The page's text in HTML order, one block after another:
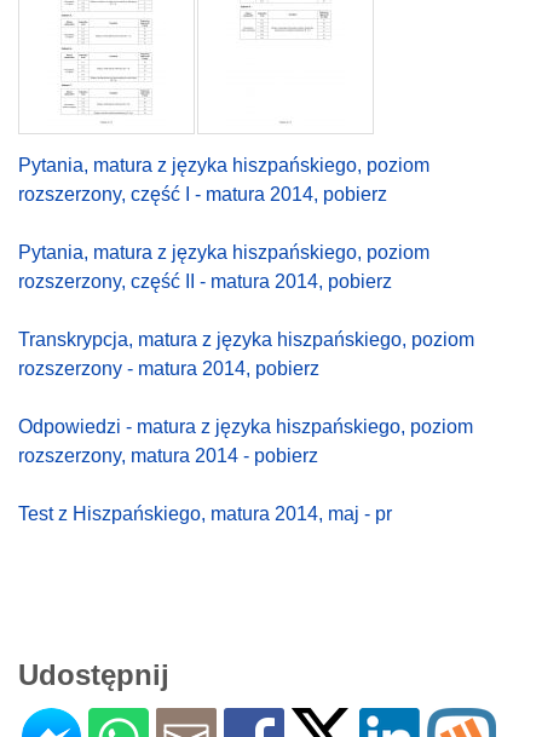
Pytania, matura z języka hiszpańskiego, poziom
rozszerzony, część I - matura 2014, pobierz
Pytania, matura z języka hiszpańskiego, poziom
rozszerzony, część II - matura 2014, pobierz
Transkrypcja, matura z języka hiszpańskiego, poziom
rozszerzony - matura 2014, pobierz
Odpowiedzi - matura z języka hiszpańskiego, poziom
rozszerzony, matura 2014 - pobierz
Test z Hiszpańskiego, matura 2014, maj - pr
Udostępnij